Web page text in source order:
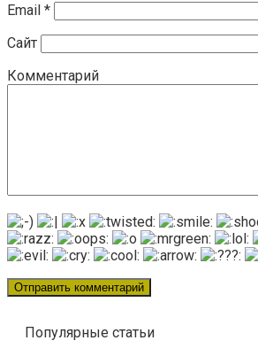
Email *
Сайт
Комментарий
Популярные статьи